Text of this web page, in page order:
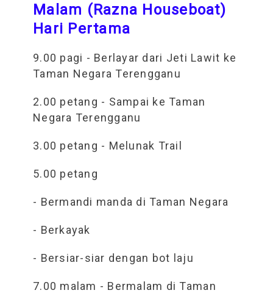
Malam (Razna Houseboat)
Hari Pertama
9.00 pagi - Berlayar dari Jeti Lawit ke
Taman Negara Terengganu
2.00 petang - Sampai ke Taman
Negara Terengganu
3.00 petang - Melunak Trail
5.00 petang
- Bermandi manda di Taman Negara
- Berkayak
- Bersiar-siar dengan bot laju
7.00 malam - Bermalam di Taman